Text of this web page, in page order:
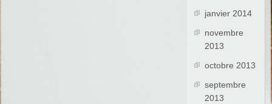
janvier 2014
novembre
2013
octobre 2013
septembre
2013